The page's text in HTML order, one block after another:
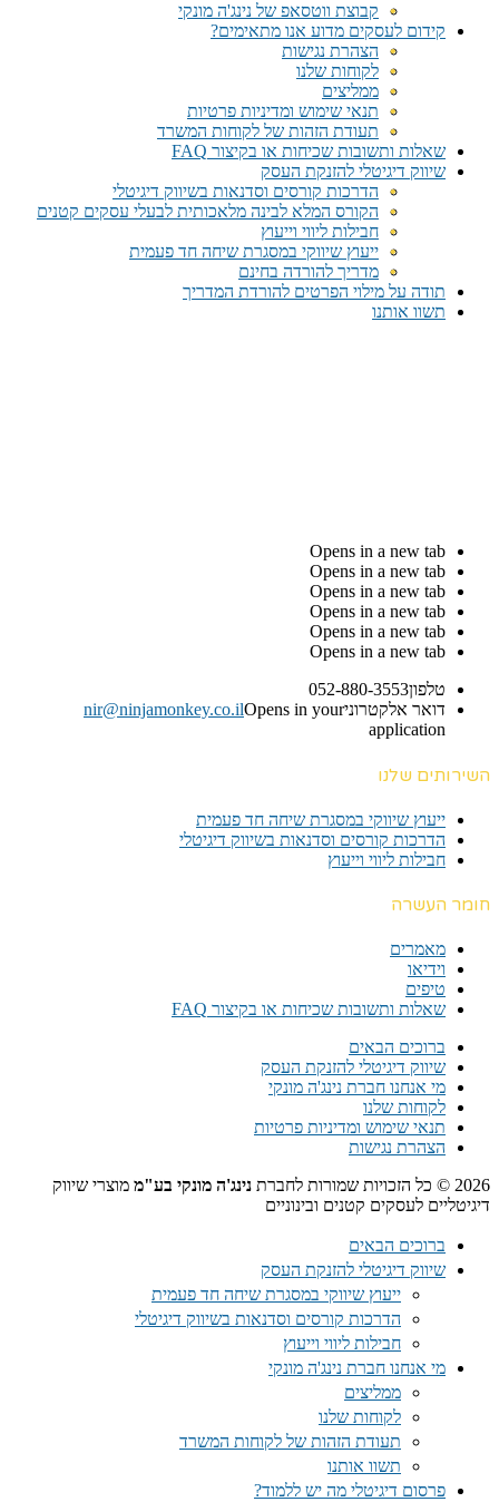
קבוצת ווטסאפ של נינג'ה מונקי​
קידום לעסקים מדוע אנו מתאימים?
הצהרת נגישות
לקוחות שלנו
ממליצים
תנאי שימוש ומדיניות פרטיות
תעודת הזהות של לקוחות המשרד
שאלות ותשובות שכיחות או בקיצור FAQ
שיווק דיגיטלי להזנקת העסק
הדרכות קורסים וסדנאות בשיווק דיגיטלי
הקורס המלא לבינה מלאכותית לבעלי עסקים קטנים
חבילות ליווי וייעוץ
ייעוץ שיווקי במסגרת שיחה חד פעמית​
מדריך להורדה בחינם
תודה על מילוי הפרטים להורדת המדריך
תשוו אותנו
Opens in a new tab
Opens in a new tab
Opens in a new tab
Opens in a new tab
Opens in a new tab
Opens in a new tab
טלפון052-880-3553
דואר אלקטרוני
nir@ninjamonkey.co.ilOpens in your
application
השירותים שלנו
ייעוץ שיווקי במסגרת שיחה חד פעמית​
הדרכות קורסים וסדנאות בשיווק דיגיטלי
חבילות ליווי וייעוץ
חומר העשרה
מאמרים
וידיאו
טיפים
שאלות ותשובות שכיחות או בקיצור FAQ
ברוכים הבאים
שיווק דיגיטלי להזנקת העסק
מי אנחנו חברת נינג'ה מונקי
לקוחות שלנו
תנאי שימוש ומדיניות פרטיות
הצהרת נגישות
2026 © כל הזכויות שמורות לחברת
נינג'ה מונקי בע"מ מוצרי שיווק
דיגיטליים לעסקים קטנים ובינוניים
ברוכים הבאים
שיווק דיגיטלי להזנקת העסק
ייעוץ שיווקי במסגרת שיחה חד פעמית​
הדרכות קורסים וסדנאות בשיווק דיגיטלי
חבילות ליווי וייעוץ
מי אנחנו חברת נינג'ה מונקי
ממליצים
לקוחות שלנו
תעודת הזהות של לקוחות המשרד
תשוו אותנו
פרסום דיגיטלי מה יש ללמוד?